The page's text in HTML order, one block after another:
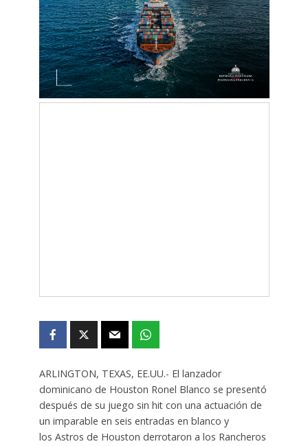
ARLINGTON, TEXAS, EE.UU.- El lanzador
dominicano de Houston Ronel Blanco se presentó
después de su juego sin hit con una actuación de
un imparable en seis entradas en blanco y
los Astros de Houston derrotaron a los Rancheros